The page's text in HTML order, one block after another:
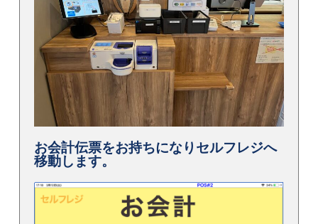
お会計伝票をお持ちになりセルフレジへ
移動します。